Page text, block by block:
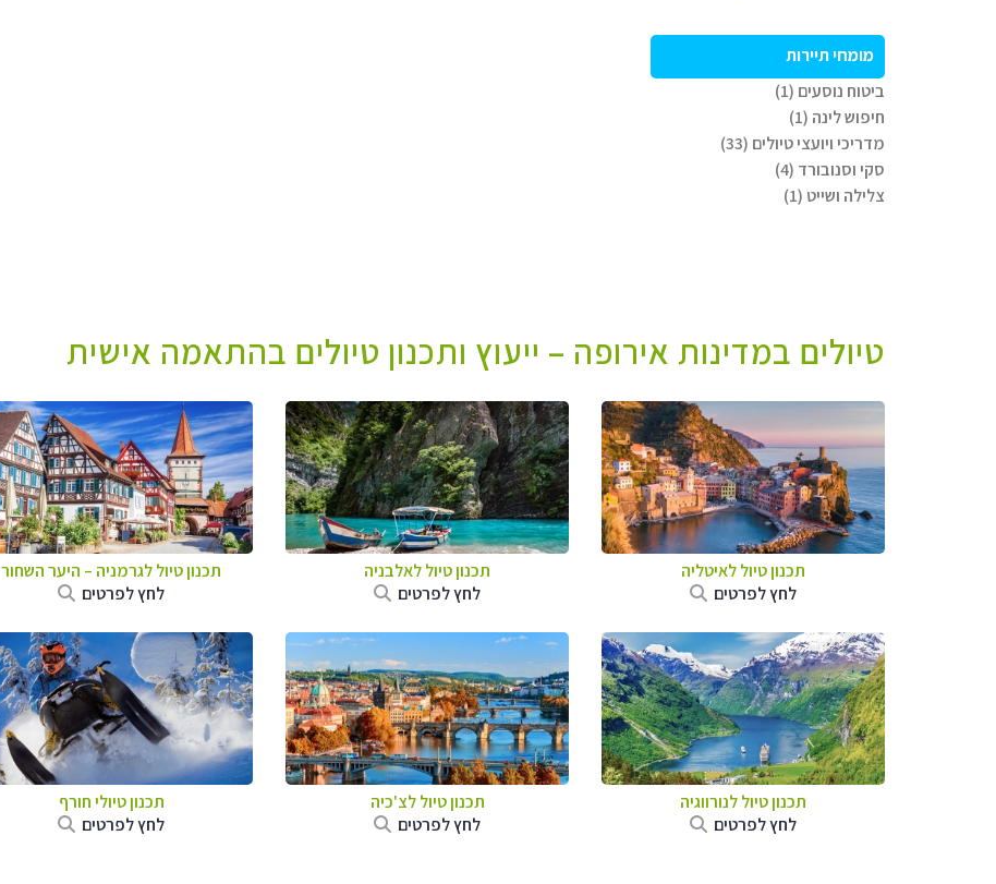
מומחי תיירות
ביטוח נוסעים (1)
חיפוש לינה (1)
מדריכי ויועצי טיולים (33)
סקי וסנובורד (4)
צלילה ושייט (1)
טיולים במדינות אירופה – ייעוץ ותכנון טיולים בהתאמה אישית
תכנון טיול לאיטליה
לחץ לפרטים
תכנון טיול לאלבניה
לחץ לפרטים
תכנון טיול לגרמניה – היער השחור
לחץ לפרטים
תכנון טיול לנורווגיה
לחץ לפרטים
תכנון טיול לצ'כיה
לחץ לפרטים
תכנון טיולי חורף
לחץ לפרטים